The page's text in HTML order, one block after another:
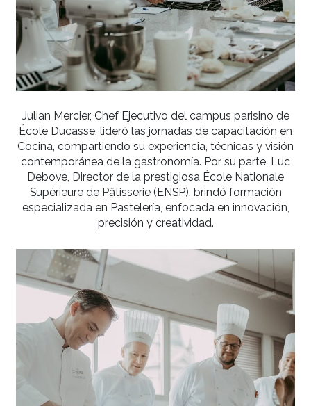
Julian Mercier, Chef Ejecutivo del campus
École Ducasse, lideró las jornadas de
Cocina, compartiendo su experiencia, técnicas y
contemporánea de la gastronomía. Por su
Debove, Director de la prestigiosa École
Supérieure de Pâtisserie (ENSP), brindó
especializada en Pastelería, enfocada en